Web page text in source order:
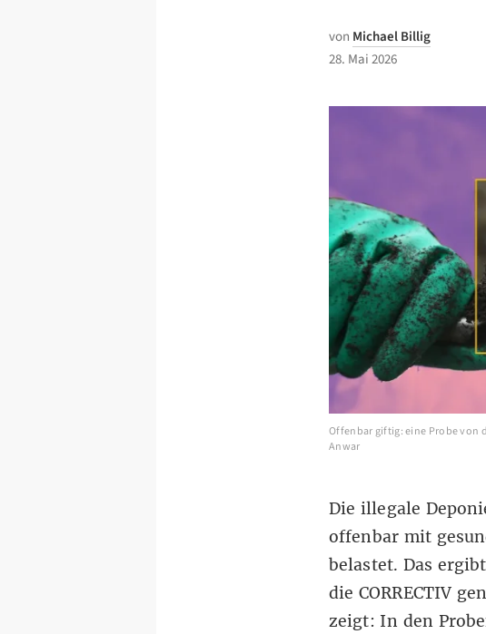
von Michael Billig
28. Mai 2026
Offenbar giftig: eine Probe von
Anwar
Die illegale
offenbar mit
belastet. Das
die CORRECTIV
zeigt: In den